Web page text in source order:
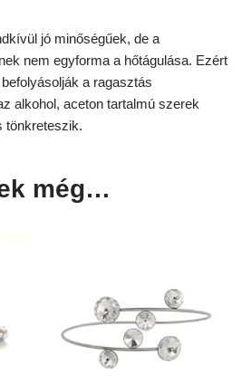
jó minőségűek, de a
nem egyforma a hőtágulása. Ezért
a ragasztás
alkohol, aceton tartalmú szerek
tönkreteszik.
még…